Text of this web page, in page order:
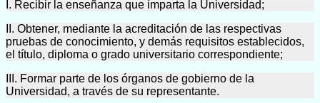
I. Recibir la enseñanza que imparta la Universidad;
II. Obtener, mediante la acreditación de las respectivas
pruebas de conocimiento, y demás requisitos establecidos,
el título, diploma o grado universitario correspondiente;
III. Formar parte de los órganos de gobierno de la
Universidad, a través de su representante.